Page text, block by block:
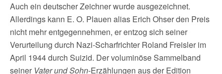
Auch ein deutscher Zeichner wurde ausgezeichnet.
Allerdings kann E. O. Plauen alias Erich Ohser den Preis
nicht mehr entgegennehmen, er entzog sich seiner
Verurteilung durch Nazi-Scharfrichter Roland Freisler im
April 1944 durch Suizid. Der voluminöse Sammelband
seiner Vater und Sohn-Erzählungen aus der Edition